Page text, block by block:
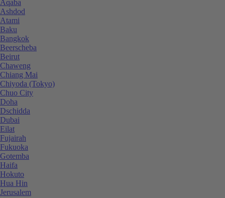
Aqaba
Ashdod
Atami
Baku
Bangkok
Beerscheba
Beirut
Chaweng
Chiang Mai
Chiyoda (Tokyo)
Chuo City
Doha
Dschidda
Dubai
Eilat
Fujairah
Fukuoka
Gotemba
Haifa
Hokuto
Hua Hin
Jerusalem